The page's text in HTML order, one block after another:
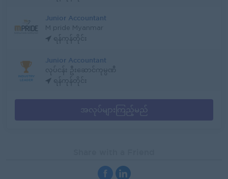
Junior Accountant
M pride Myanmar
ရန်ကုန်တိုင်း
Junior Accountant
လုပ်ငန်း ဦးဆောင်ကုမ္ပဏီ
ရန်ကုန်တိုင်း
အလုပ်များကြည့်မည်